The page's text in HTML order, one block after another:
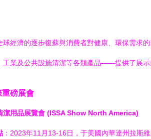
球經濟的逐步復蘇與消費者對健康、環保需求
工業及公共設施清潔等各類產品——提供了展示
重磅展會
潔用品展覽會 (ISSA Show North America)
：2023年11月13-16日，于美國內華達州拉斯維